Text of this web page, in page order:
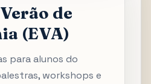
de
(EVA)
para alunos do
workshops e